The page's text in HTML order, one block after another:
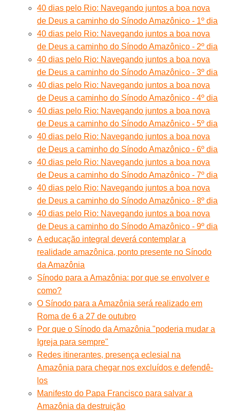
40 dias pelo Rio: Navegando juntos a boa nova
de Deus a caminho do Sínodo Amazônico - 1º dia
40 dias pelo Rio: Navegando juntos a boa nova
de Deus a caminho do Sínodo Amazônico - 2º dia
40 dias pelo Rio: Navegando juntos a boa nova
de Deus a caminho do Sínodo Amazônico - 3º dia
40 dias pelo Rio: Navegando juntos a boa nova
de Deus a caminho do Sínodo Amazônico - 4º dia
40 dias pelo Rio: Navegando juntos a boa nova
de Deus a caminho do Sínodo Amazônico - 5º dia
40 dias pelo Rio: Navegando juntos a boa nova
de Deus a caminho do Sínodo Amazônico - 6º dia
40 dias pelo Rio: Navegando juntos a boa nova
de Deus a caminho do Sínodo Amazônico - 7º dia
40 dias pelo Rio: Navegando juntos a boa nova
de Deus a caminho do Sínodo Amazônico - 8º dia
40 dias pelo Rio: Navegando juntos a boa nova
de Deus a caminho do Sínodo Amazônico - 9º dia
A educação integral deverá contemplar a
realidade amazônica, ponto presente no Sínodo
da Amazônia
Sínodo para a Amazônia: por que se envolver e
como?
O Sínodo para a Amazônia será realizado em
Roma de 6 a 27 de outubro
Por que o Sínodo da Amazônia "poderia mudar a
Igreja para sempre"
Redes itinerantes, presença eclesial na
Amazônia para chegar nos excluídos e defendê-
los
Manifesto do Papa Francisco para salvar a
Amazônia da destruição